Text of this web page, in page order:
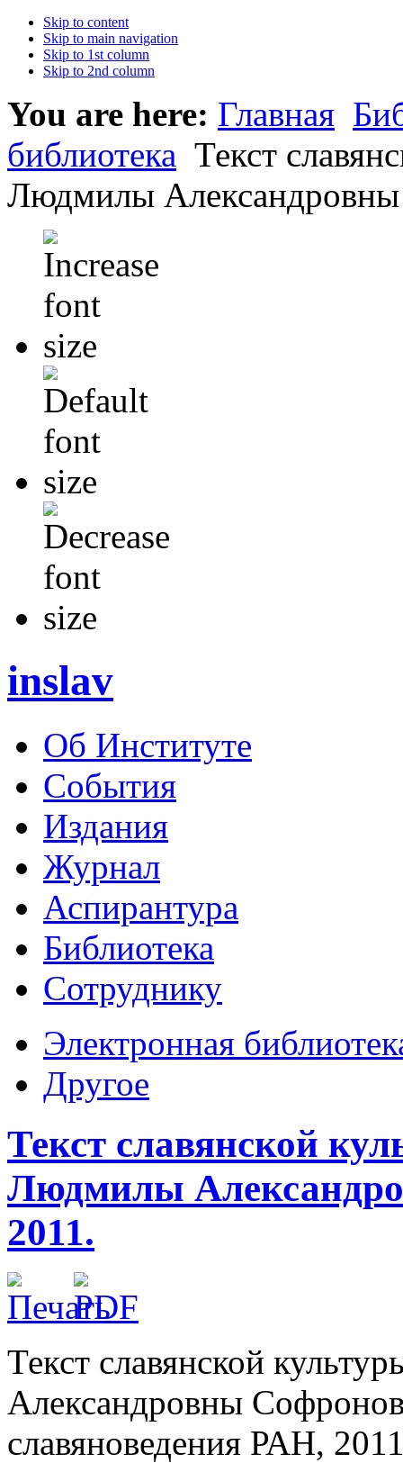
Skip to content
Skip to main navigation
Skip to 1st column
Skip to 2nd column
You are here: Главная
библиотека Текст
Людмилы
inslav
Об Институте
События
Издания
Журнал
Аспирантура
Библиотека
Сотруднику
Электронная
Другое
Текст славянской
Людмилы
2011.
Текст славянской
Александровны
славяноведения РАН,